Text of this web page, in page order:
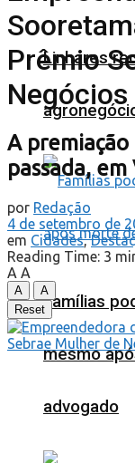
Linhares
Famílias
mesmo
advogado
Prêmio
Negócios
A
passada,
por Redação
4 de setembro de
em Cidades,
Reading Time: 3
A A
A
A
Reset